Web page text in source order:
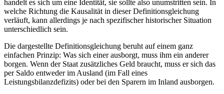
handelt es sich um eine Identität, sie sollte also unumstritten sein. In
welche Richtung die Kausalität in dieser Definitionsgleichung
verläuft, kann allerdings je nach spezifischer historischer Situation
unterschiedlich sein.
Die dargestellte Definitionsgleichung beruht auf einem ganz
einfachen Prinzip: Was sich einer ausborgt, muss ihm ein anderer
borgen. Wenn der Staat zusätzliches Geld braucht, muss er sich das
per Saldo entweder im Ausland (im Fall eines
Leistungsbilanzdefizits) oder bei den Sparern im Inland ausborgen.